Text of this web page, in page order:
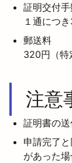
証明交付
１通につ
郵送料
320円（特
注意
証明書の送
申請完了
があった場